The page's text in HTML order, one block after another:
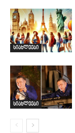
სიახლეები
სიახლეები